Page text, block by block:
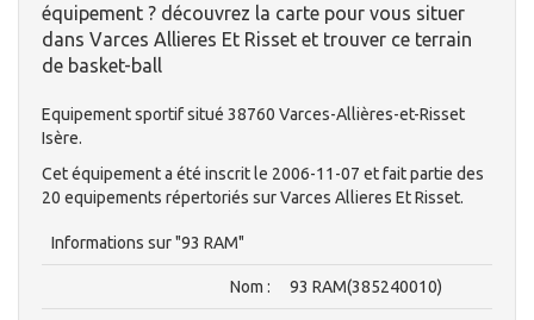
équipement ? découvrez la carte pour vous situer
dans Varces Allieres Et Risset et trouver ce terrain
de basket-ball
Equipement sportif situé 38760 Varces-Allières-et-Risset
Isère.
Cet équipement a été inscrit le 2006-11-07 et fait partie des
20 equipements répertoriés sur Varces Allieres Et Risset.
Informations sur "93 RAM"
Nom : 93 RAM(385240010)